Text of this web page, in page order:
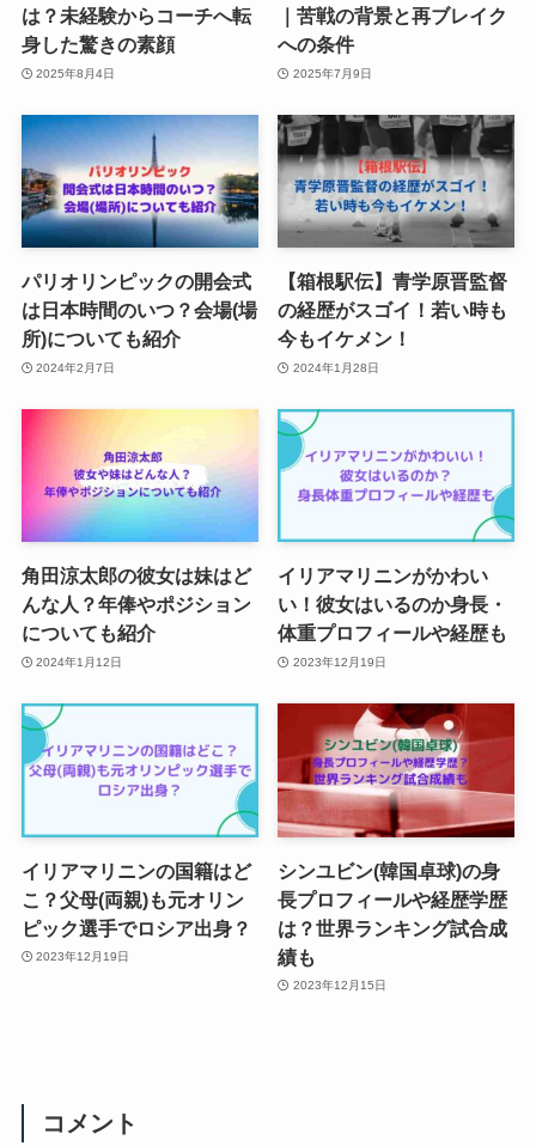
は？未経験からコーチへ転
身した驚きの素顔
2025年8月4日
｜苦戦の背景と再ブレイク
への条件
2025年7月9日
パリオリンピックの開会式
は日本時間のいつ？会場(場
所)についても紹介
2024年2月7日
【箱根駅伝】青学原晋監督
の経歴がスゴイ！若い時も
今もイケメン！
2024年1月28日
角田涼太郎の彼女は妹はど
んな人？年俸やポジション
についても紹介
2024年1月12日
イリアマリニンがかわい
い！彼女はいるのか身長・
体重プロフィールや経歴も
2023年12月19日
イリアマリニンの国籍はど
こ？父母(両親)も元オリン
ピック選手でロシア出身？
2023年12月19日
シンユビン(韓国卓球)の身
長プロフィールや経歴学歴
は？世界ランキング試合成
績も
2023年12月15日
コメント